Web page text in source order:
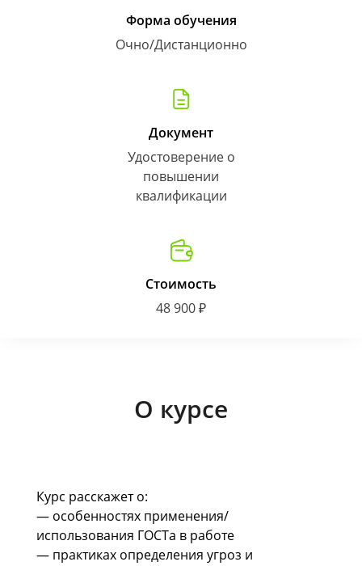
Форма обучения
Очно/Дистанционно
Документ
Удостоверение о
повышении
квалификации
Стоимость
48 900 ₽
О курсе
Курс расскажет о:
— особенностях применения/
использования ГОСТа в работе
— практиках определения угроз и